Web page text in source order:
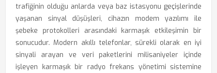
trafiğinin olduğu anlarda veya baz istasyonu geçişlerinde
yaşanan sinyal düşüşleri, cihazın modem yazılımı ile
şebeke protokolleri arasındaki karmaşık etkileşimin bir
sonucudur. Modern akıllı telefonlar, sürekli olarak en iyi
sinyali arayan ve veri paketlerini milisaniyeler içinde
işleyen karmaşık bir radyo frekans yönetimi sistemine